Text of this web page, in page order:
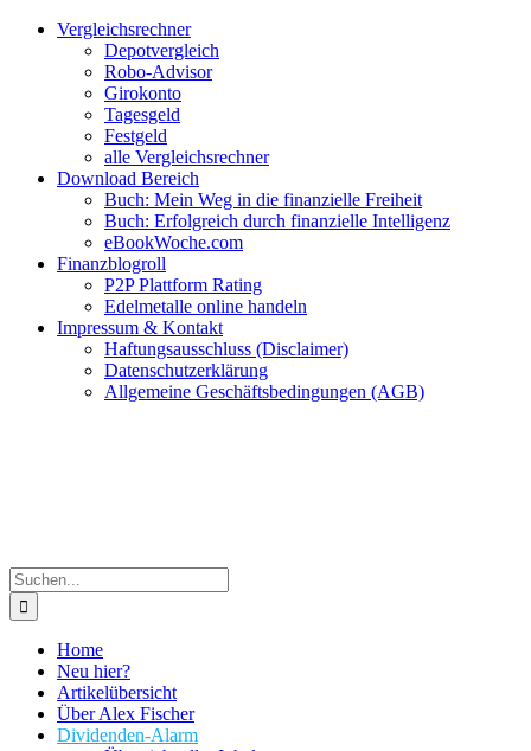
Zum
Facebook
Twitter
Instagram
Pinterest
YouTubeVergleichsrechner
Depotvergleich
Robo-Advisor
Girokonto
Tagesgeld
Festgeld
alle Vergleichsrechner
Download Bereich
Buch: Mein Weg in die finanzielle Freiheit
Buch: Erfolgreich durch finanzielle Intelligenz
eBookWoche.com
Finanzblogroll
P2P Plattform Rating
Edelmetalle online handeln
Impressum & Kontakt
Haftungsausschluss (Disclaimer)
Datenschutzerklärung
Allgemeine Geschäftsbedingungen (AGB)
Suche
nach:
Home
Neu hier?
Artikelübersicht
Über Alex Fischer
Dividenden-Alarm